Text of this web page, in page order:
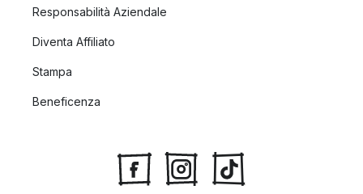
Responsabilità Aziendale
Diventa Affiliato
Stampa
Beneficenza